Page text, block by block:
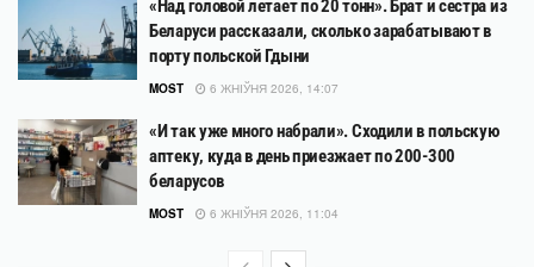
«Над головой летает по 20 тонн». Брат и сестра из
Беларуси рассказали, сколько зарабатывают в
порту польской Гдыни
MOST 6 ЖНІЎНЯ 2026, 14:07
«И так уже много набрали». Сходили в польскую
аптеку, куда в день приезжает по 200-300
беларусов
MOST 6 ЖНІЎНЯ 2026, 11:04